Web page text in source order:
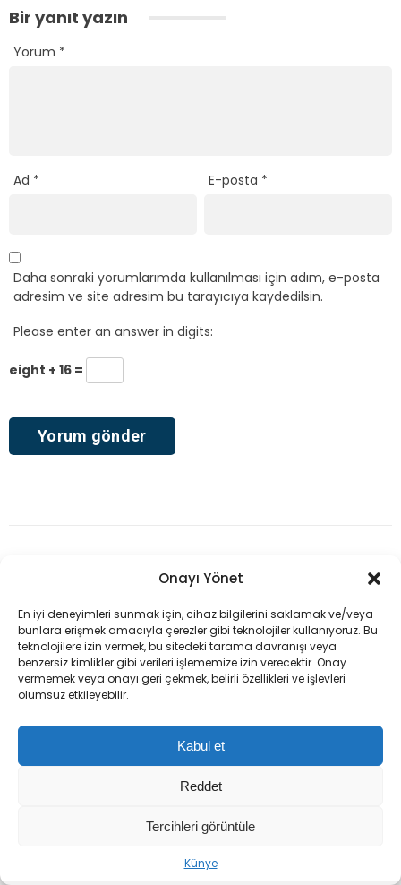
Onayı Yönet
En iyi deneyimleri sunmak için, cihaz bilgilerini saklamak ve/veya
bunlara erişmek amacıyla çerezler gibi teknolojiler kullanıyoruz. Bu
teknolojilere izin vermek, bu sitedeki tarama davranışı veya
benzersiz kimlikler gibi verileri işlememize izin verecektir. Onay
vermemek veya onayı geri çekmek, belirli özellikleri ve işlevleri
olumsuz etkileyebilir.
Kabul et
Reddet
Tercihleri görüntüle
Künye
Bir yanıt yazın
Yorum *
Ad * E-posta *
Daha sonraki yorumlarımda kullanılması için adım, e-posta
adresim ve site adresim bu tarayıcıya kaydedilsin.
Please enter an answer in digits:
eight + 16 =
Damlanur Sarihan’ın
‘intihar’ süsü
cinayeti: 7 akrabası
gözaltında
Van’da 14 yaşındaki Damlanur Sarihan’ın
ölümüyle ilgili yürütülen soruşturmada,
belirlendi. 7 akraba gözaltına alındı.